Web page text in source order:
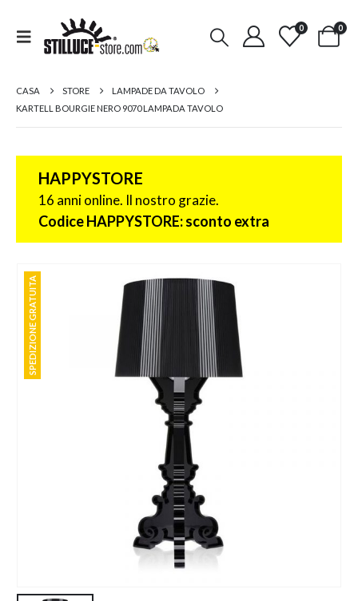
0 0
CASA STORE
LAMPADE DA TAVOLO
KARTELL BOURGIE NERO 9070 LAMPADA TAVOLO
HAPPYSTORE
16 anni online. Il nostro grazie.
Codice HAPPYSTORE: sconto extra
SPEDIZIONE GRATUITA
SPEDIZIONE GRATUITA